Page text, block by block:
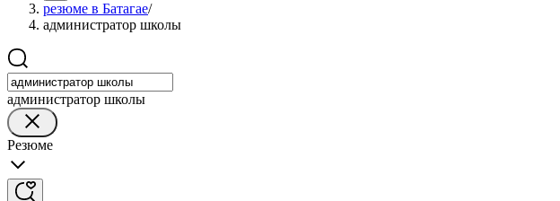
резюме в Батагае/
администратор школы
администратор школы
Резюме